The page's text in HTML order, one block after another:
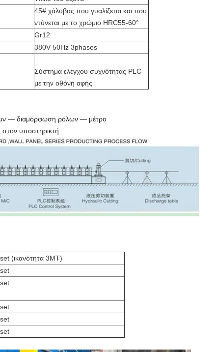
45# χάλυβας που γυαλίζεται και που
ντύνεται με το χρώμιο HRC55-60°
Gr12
380V 50Hz 3phases
Σύστημα ελέγχου συχνότητας PLC
με την οθόνη αφής
— διαμόρφωση ρόλων — μέτρο
στον υποστηρικτή
(ικανότητα 3MT)